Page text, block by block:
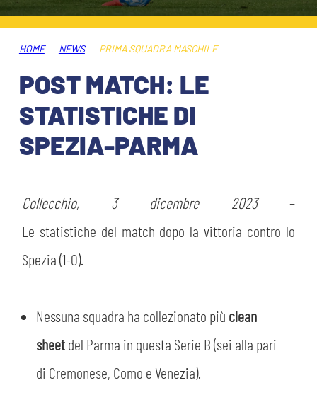
HOSPITALITY
MUSEUM CLUB EXPERIENCE
BIGLIETTI
ABBONAMENTI
INFO BIGLIETTI
TARDINI CARD
TRASFERTE
TICKET GIFT CARD
SHOP
ESPORTS
ORGANIGRAMMA
MUSEO
STADIO TARDINI
MEDIA
CSR
HOME NEWS PRIMA SQUADRA MASCHILE
POST MATCH: LE
STATISTICHE DI
SPEZIA-PARMA
Collecchio, 3 dicembre 2023–
Le statistiche del match dopo la vittoria contro lo
Spezia (1-0).
Nessuna squadra ha collezionato più clean
sheetdel Parma in questa Serie B (sei alla pari
di Cremonese, Como e Venezia).